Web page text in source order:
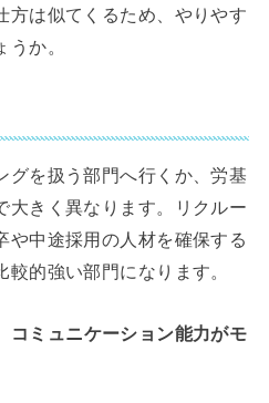
方は似てくるため、やりやす
か。
グを扱う部門へ行くか、労基
大きく異なります。リクルー
や中途採用の人材を確保する
的強い部門になります。
コミュニケーション能力がモ